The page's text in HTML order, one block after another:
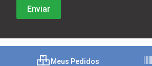
Meus Pedidos